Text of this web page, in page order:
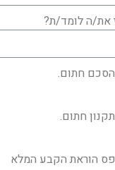
את/ה לומד/ת?
חתום.
חתום.
הוראת הקבע המלא